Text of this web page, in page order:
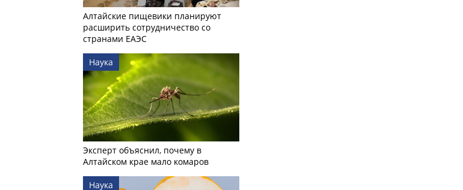
Алтайские пищевики планируют
расширить сотрудничество со
странами ЕАЭС
Наука
Эксперт объяснил, почему в
Алтайском крае мало комаров
Наука